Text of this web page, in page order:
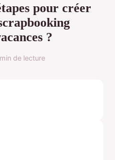
pour créer
?
de lecture